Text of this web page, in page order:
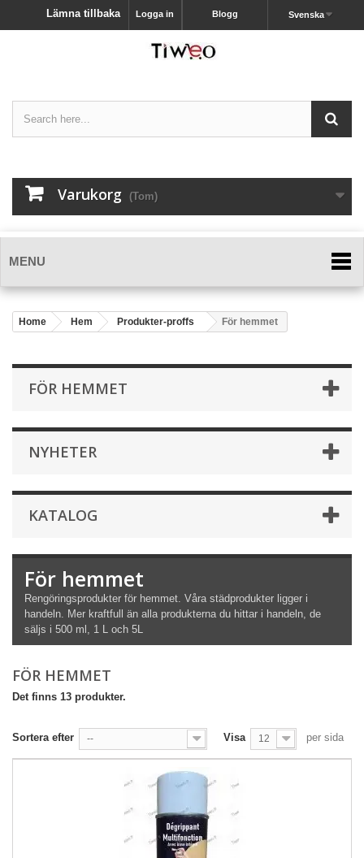
Svenska
Blogg
Logga in
Lämna tillbaka
Varukorg (Tom)
MENU
Home Hem Produkter-proffs För hemmet
FÖR HEMMET
NYHETER
KATALOG
För hemmet
Rengöringsprodukter för hemmet. Våra städprodukter ligger i
handeln. Mer kraftfull än alla produkterna du hittar i handeln, de
säljs i 500 ml, 1 L och 5L
FÖR HEMMET
Det finns 13 produkter.
Sortera efter -- Visa 12 per sida